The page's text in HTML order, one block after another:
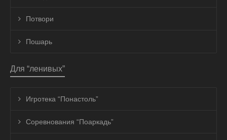
Потвори
Пошарь
Для “ленивых”
Игротека “Понастоль”
Соревнования “Поаркадь”